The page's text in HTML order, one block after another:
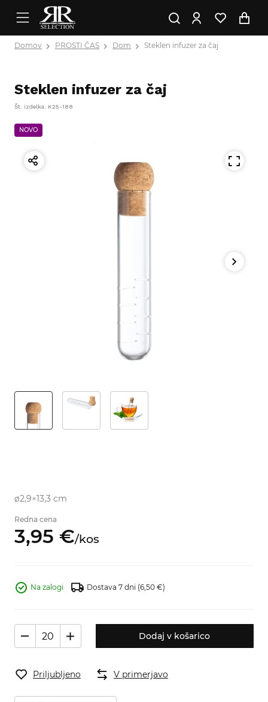
Domov PROSTI ČAS Dom Steklen infuzer za čaj
Steklen infuzer za čaj
Št. izdelka: K25-188
NOVO
ø2,9×13,3 cm
Redna cena
3,95 €/kos
Na zalogi Dostava 7 dni (6,50 €)
Dodaj v košarico
Priljubljeno V primerjavo